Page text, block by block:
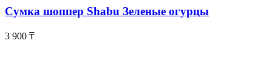
Сумка шоппер Shabu Зеленые огурцы
3 900 ₸